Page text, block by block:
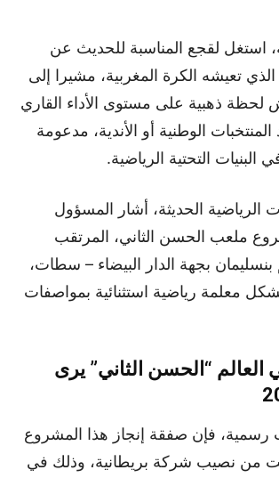
استغل لقجع المناسبة للحديث عن
تعيشه الكرة المغربية، مشيرا إلى
لحظة ذهبية على مستوى الأداء القاري
الوطنية أو الأندية، مدعومة
التحتية الرياضية.
الرياضية الحديثة، أشار المسؤول
ملعب الحسن الثاني، المرتقب
بنسليمان بجهة الدار البيضاء – سطات،
معلمة رياضية استثنائية بمواصفات
العالم “الحسن الثاني” يرى
فإن صفقة إنجاز هذا المشروع
من نصيب شركة بريطانية، وذلك في